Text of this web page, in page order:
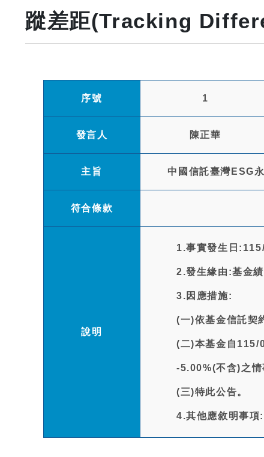
蹤差距(Tracking
序號 1
發言人 陳正華
主旨 中國信託臺灣ESG
符合條款
說明
1.事實發生日
2.發生緣由:基金
3.因應措施:
(一)依基金信託契
(二)本基金自115/
-5.00%(不含)之情
(三)特此公告。
4.其他應敘明事項: